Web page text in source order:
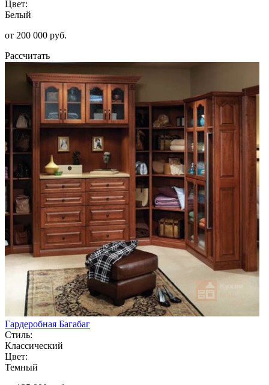
Цвет:
Белый
от 200 000 руб.
Рассчитать
Гардеробная Багабаг
Стиль:
Классический
Цвет:
Темный